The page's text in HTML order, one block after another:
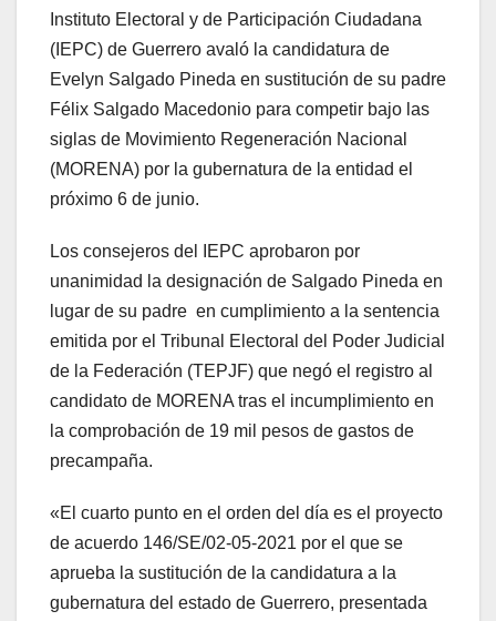
Instituto Electoral y de Participación Ciudadana
(IEPC) de Guerrero avaló la candidatura de
Evelyn Salgado Pineda en sustitución de su padre
Félix Salgado Macedonio para competir bajo las
siglas de Movimiento Regeneración Nacional
(MORENA) por la gubernatura de la entidad el
próximo 6 de junio.
Los consejeros del IEPC aprobaron por
unanimidad la designación de Salgado Pineda en
lugar de su padre en cumplimiento a la sentencia
emitida por el Tribunal Electoral del Poder Judicial
de la Federación (TEPJF) que negó el registro al
candidato de MORENA tras el incumplimiento en
la comprobación de 19 mil pesos de gastos de
precampaña.
«El cuarto punto en el orden del día es el proyecto
de acuerdo 146/SE/02-05-2021 por el que se
aprueba la sustitución de la candidatura a la
gubernatura del estado de Guerrero, presentada